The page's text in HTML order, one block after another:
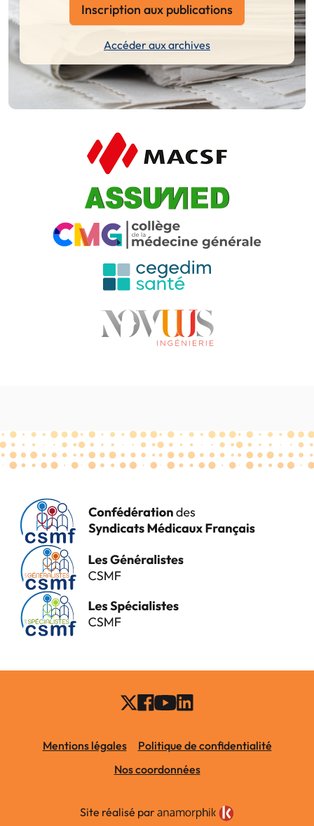
Inscription aux publications
Accéder aux archives
Mentions légales
Politique de confidentialité
Nos coordonnées
Site réalisé par